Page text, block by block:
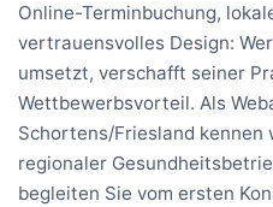
Online-Terminbuchung,
vertrauensvolles Design:
umsetzt, verschafft seiner
Wettbewerbsvorteil. Als
Schortens/Friesland kennen
regionaler
begleiten Sie vom ersten